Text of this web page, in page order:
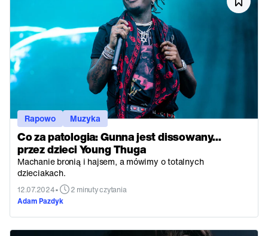
Co za patologia: Gunna jest dissowany...
przez dzieci Young Thuga
Machanie bronią i hajsem, a mówimy o totalnych
dzieciakach.
12.07.2024•
2 minuty czytania
Adam Pazdyk
Rapowo Muzyka